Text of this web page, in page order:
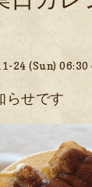
24 (Sun) 06:30
らせです